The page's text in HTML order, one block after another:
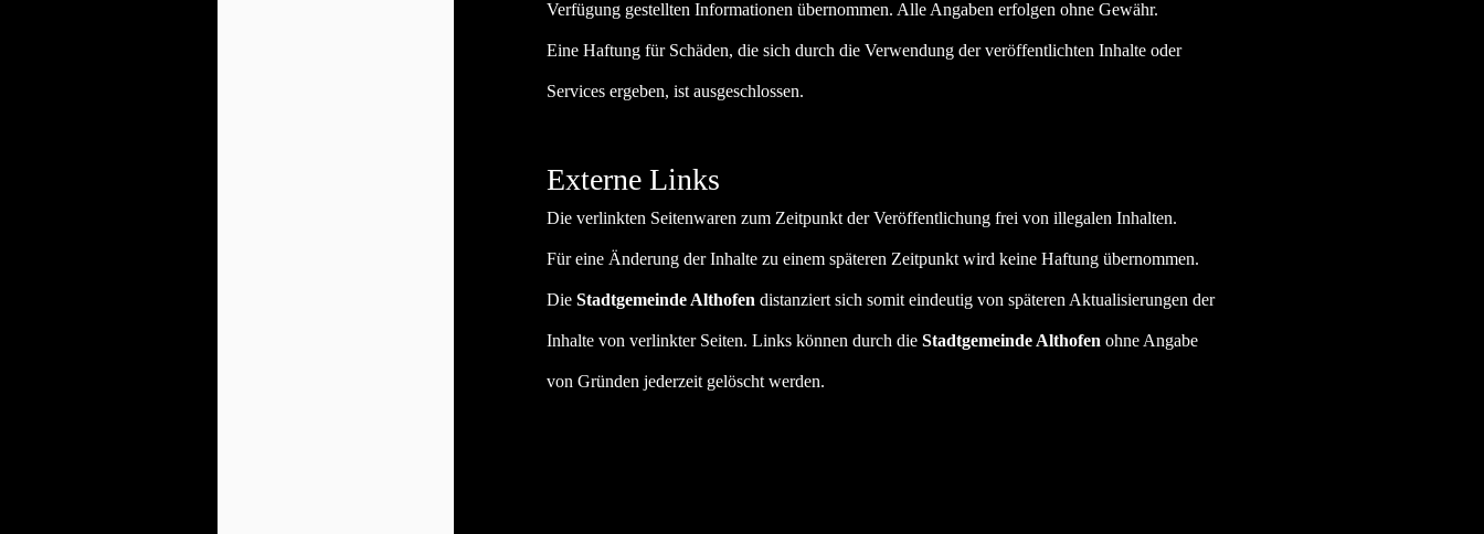
Verfügung gestellten Informationen übernommen. Alle Angaben erfolgen ohne Gewähr.
Eine Haftung für Schäden, die sich durch die Verwendung der veröffentlichten Inhalte oder
Services ergeben, ist ausgeschlossen.
Externe Links
Die verlinkten Seitenwaren zum Zeitpunkt der Veröffentlichung frei von illegalen Inhalten.
Für eine Änderung der Inhalte zu einem späteren Zeitpunkt wird keine Haftung übernommen.
Die Stadtgemeinde Althofen distanziert sich somit eindeutig von späteren Aktualisierungen der
Inhalte von verlinkter Seiten. Links können durch die Stadtgemeinde Althofen ohne Angabe
von Gründen jederzeit gelöscht werden.